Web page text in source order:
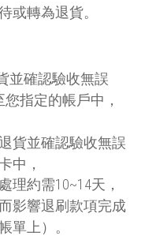
或轉為退貨。
並確認驗收無誤
指定的帳戶中，
貨並確認驗收無誤
中，
理約需10~14天，
影響退刷款項完成
單上）。